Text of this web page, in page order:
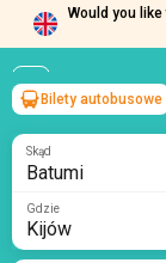
Would you
Batumi
Bilety autobusowe
Gdzie
Data wyjazdu
ndz, 9 sierpnia